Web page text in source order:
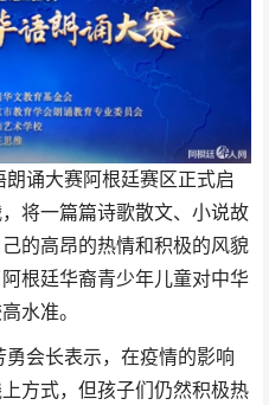
诵大赛阿根廷赛区正式启
将一篇篇诗歌散文、小说故
的高昂的热情和积极的风貌
根廷华裔青少年儿童对中华
水准。
会长表示，在疫情的影响
方式，但孩子们仍然积极热